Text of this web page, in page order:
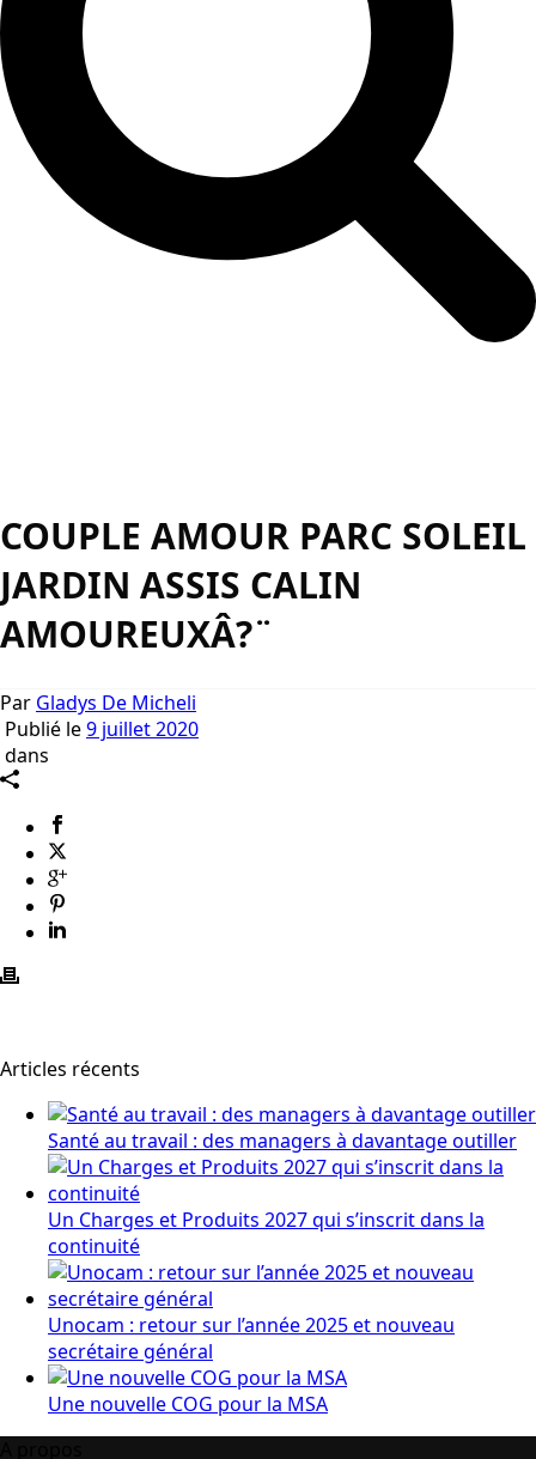
COUPLE AMOUR PARC SOLEIL
JARDIN ASSIS CALIN
AMOUREUXÂ?¨
Par Gladys De Micheli
Publié le9 juillet 2020
dans
Articles récents
Santé au travail : des managers à davantage outiller
Un Charges et Produits 2027 qui s’inscrit dans la
continuité
Unocam : retour sur l’année 2025 et nouveau
secrétaire général
Une nouvelle COG pour la MSA